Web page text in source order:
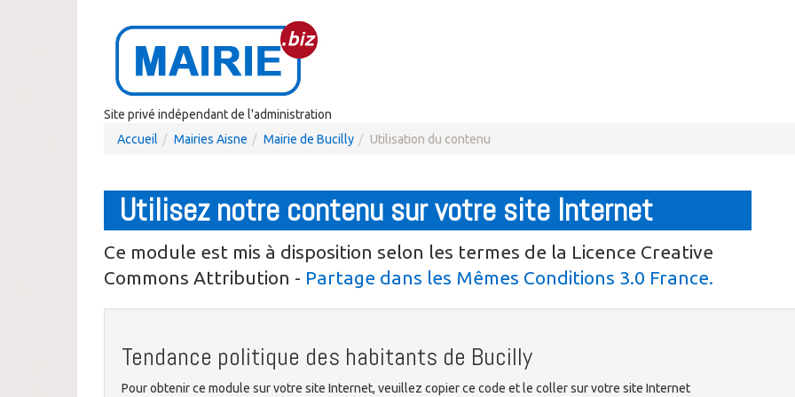
Site privé indépendant de l'administration
Accueil
Mairies Aisne Mairie de Bucilly Utilisation du contenu
Utilisez notre contenu sur votre site Internet
Ce module est mis à disposition selon les termes de la Licence Creative
Commons Attribution - Partage dans les Mêmes Conditions 3.0 France.
Tendance politique des habitants de Bucilly
Pour obtenir ce module sur votre site Internet, veuillez copier ce code et le coller sur votre site Internet